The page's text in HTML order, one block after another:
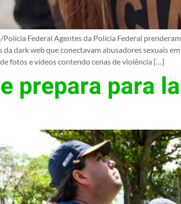
Federal Agentes da Polícia Federal
dark web que conectavam abusadores sexuais
fotos e vídeos contendo cenas de violência […]
prepara para